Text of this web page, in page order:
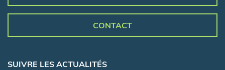
CONTACT
SUIVRE LES ACTUALITÉS